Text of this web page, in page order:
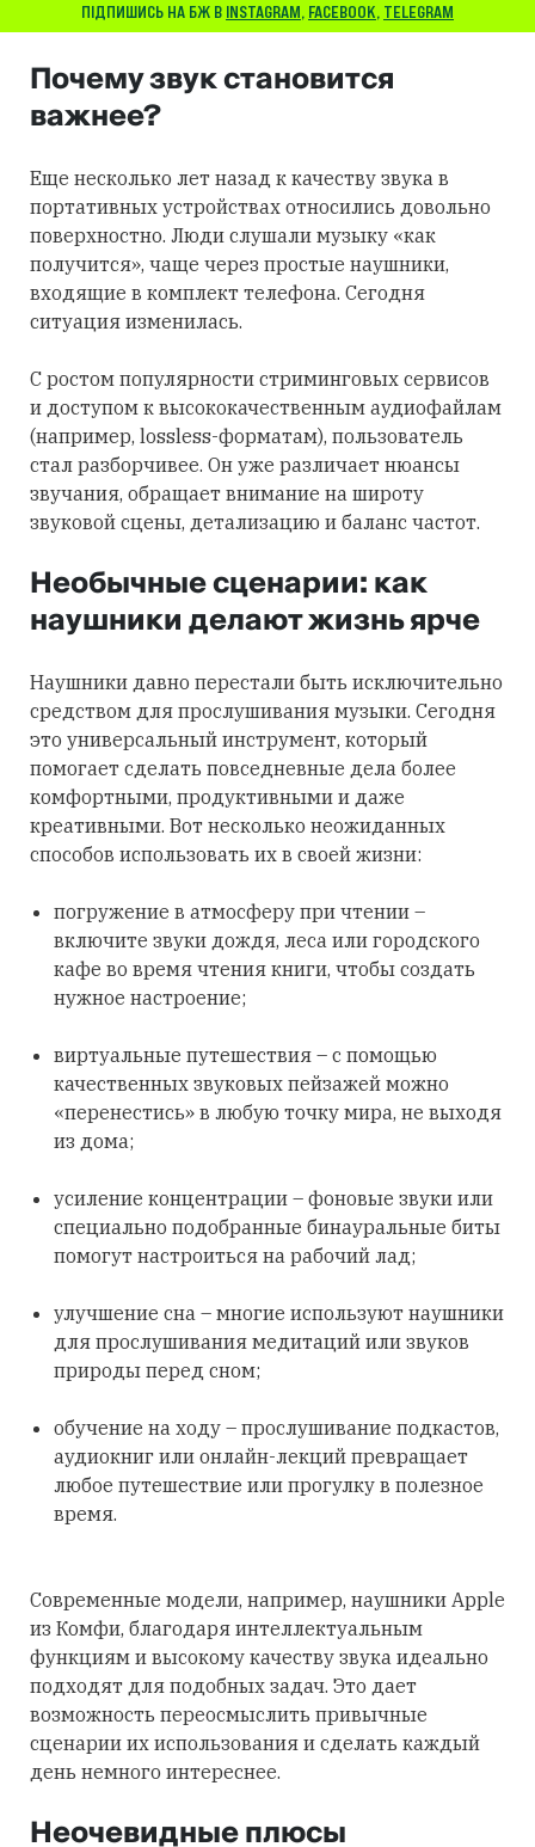
ПІДПИШИСЬ НА БЖ В INSTAGRAM, FACEBOOK, TELEGRAM
Почему звук становится
важнее?
Еще несколько лет назад к качеству звука в
портативных устройствах относились довольно
поверхностно. Люди слушали музыку «как
получится», чаще через простые наушники,
входящие в комплект телефона. Сегодня
ситуация изменилась.
С ростом популярности стриминговых сервисов
и доступом к высококачественным аудиофайлам
(например, lossless-форматам), пользователь
стал разборчивее. Он уже различает нюансы
звучания, обращает внимание на широту
звуковой сцены, детализацию и баланс частот.
Необычные сценарии: как
наушники делают жизнь ярче
Наушники давно перестали быть исключительно
средством для прослушивания музыки. Сегодня
это универсальный инструмент, который
помогает сделать повседневные дела более
комфортными, продуктивными и даже
креативными. Вот несколько неожиданных
способов использовать их в своей жизни:
погружение в атмосферу при чтении –
включите звуки дождя, леса или городского
кафе во время чтения книги, чтобы создать
нужное настроение;
виртуальные путешествия – с помощью
качественных звуковых пейзажей можно
«перенестись» в любую точку мира, не выходя
из дома;
усиление концентрации – фоновые звуки или
специально подобранные бинауральные биты
помогут настроиться на рабочий лад;
улучшение сна – многие используют наушники
для прослушивания медитаций или звуков
природы перед сном;
обучение на ходу – прослушивание подкастов,
аудиокниг или онлайн-лекций превращает
любое путешествие или прогулку в полезное
время.
Современные модели, например, наушники Apple
из Комфи, благодаря интеллектуальным
функциям и высокому качеству звука идеально
подходят для подобных задач. Это дает
возможность переосмыслить привычные
сценарии их использования и сделать каждый
день немного интереснее.
Неочевидные плюсы